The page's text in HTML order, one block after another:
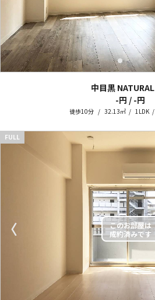
中目黒 NATURAL
-円 / -円
徒歩10分 32.13㎡ 1LDK
〈
FULL